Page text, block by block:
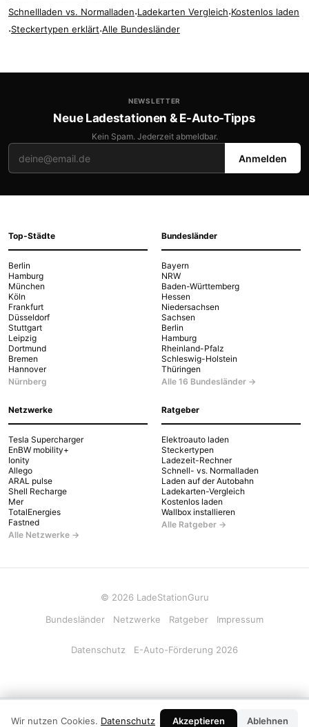
Schnellladen vs. Normalladen·Ladekarten Vergleich·Kostenlos laden
·Steckertypen erklärt·Alle Bundesländer
NEWSLETTER
Neue Ladestationen & E-Auto-Tipps
Kein Spam. Jederzeit abmeldbar.
Anmelden
Top-Städte
Berlin
Hamburg
München
Köln
Frankfurt
Düsseldorf
Stuttgart
Leipzig
Dortmund
Bremen
Hannover
Nürnberg
Bundesländer
Bayern
NRW
Baden-Württemberg
Hessen
Niedersachsen
Sachsen
Berlin
Hamburg
Rheinland-Pfalz
Schleswig-Holstein
Thüringen
Alle 16 Bundesländer →
Netzwerke
Tesla Supercharger
EnBW mobility+
Ionity
Allego
ARAL pulse
Shell Recharge
Mer
TotalEnergies
Fastned
Alle Netzwerke →
Ratgeber
Elektroauto laden
Steckertypen
Ladezeit-Rechner
Schnell- vs. Normalladen
Laden auf der Autobahn
Ladekarten-Vergleich
Kostenlos laden
Wallbox installieren
Alle Ratgeber →
© 2026 LadeStationGuru
Bundesländer
Netzwerke Ratgeber Impressum
Datenschutz E-Auto-Förderung 2026
Wir nutzen Cookies. Datenschutz Akzeptieren Ablehnen
Installieren ×